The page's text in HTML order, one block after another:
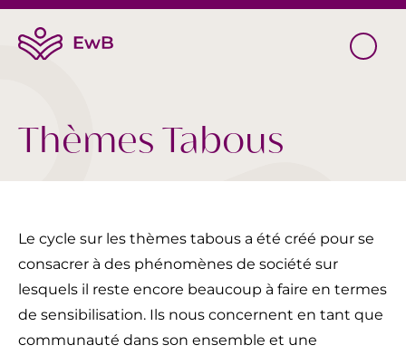
Thèmes Tabous
Le cycle sur les thèmes tabous a été créé pour se
consacrer à des phénomènes de société sur
lesquels il reste encore beaucoup à faire en termes
de sensibilisation. Ils nous concernent en tant que
communauté dans son ensemble et une